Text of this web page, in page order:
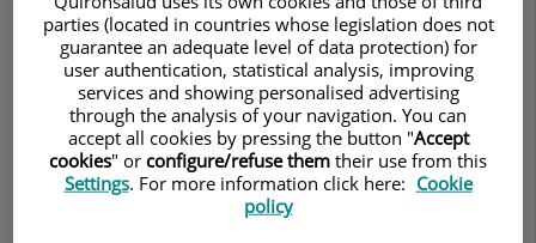
DescripcióServeisEquipContacteHorari
Demanar Cita
parties (located in countries whose legislation does not
guarantee an adequate level of data protection) for
user authentication, statistical analysis, improving
services and showing personalised advertising
through the analysis of your navigation. You can
accept all cookies by pressing the button "Accept
cookies" or configure/refuse them their use from this
Settings. For more information click here: Cookie
policy